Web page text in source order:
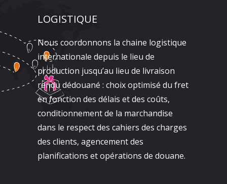
LOGISTIQUE
Nous coordonnons la chaine logistique
internationale depuis le lieu de
production jusqu’au lieu de livraison
rendu dédouané : choix optimisé du fret
en fonction des délais et des coûts,
conditionnement de la marchandise
dans le respect des cahiers des charges
des clients, agencement des
planifications et opérations de douane.